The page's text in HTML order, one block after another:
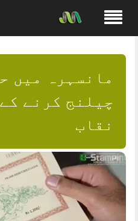
content
مانسہرہ میں
چیلنج کرنے
نقاب